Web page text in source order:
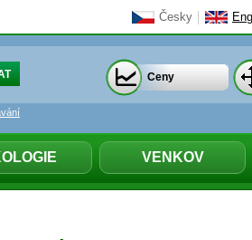
Česky
VENKOV
Ceny